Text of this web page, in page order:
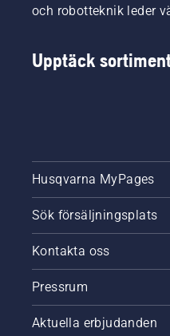
och robotteknik leder
Upptäck
Husqvarna MyPages
Sök försäljningsplats
Kontakta oss
Pressrum
Aktuella erbjudanden